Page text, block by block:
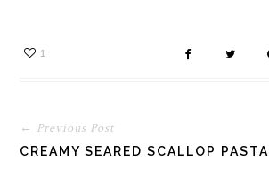
1
← Previous Post
CREAMY SEARED SCALLOP PASTA